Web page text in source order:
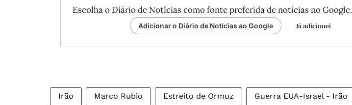
Escolha o Diário de Notícias como fonte preferida de notícias no Google.
Adicionar o Diário de Notícias ao Google Já adicionei
Irão Marco Rubio Estreito de Ormuz Guerra EUA-Israel - Irão